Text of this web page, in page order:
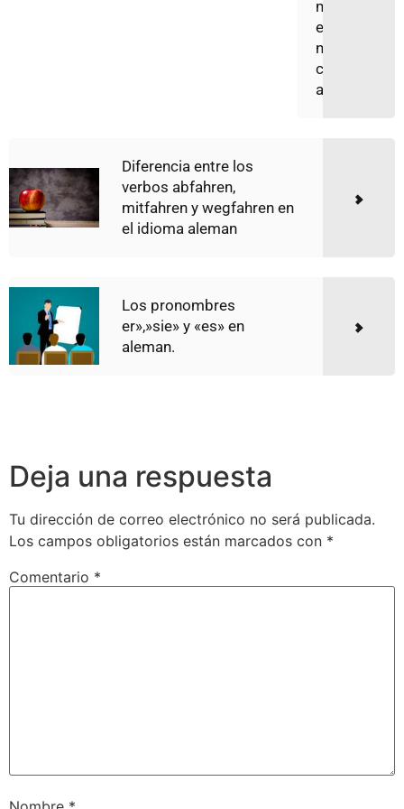
m
e
n
ci
a
Diferencia entre los
verbos abfahren,
mitfahren y wegfahren en
el idioma aleman
Los pronombres
er»,»sie» y «es» en
aleman.
Deja una respuesta
Tu dirección de correo electrónico no será publicada.
Los campos obligatorios están marcados con *
Comentario *